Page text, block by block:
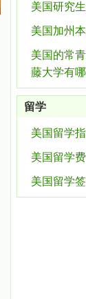
美国研究
美国加州
美国的常
藤大学有
留学
美国留学
美国留学
美国留学